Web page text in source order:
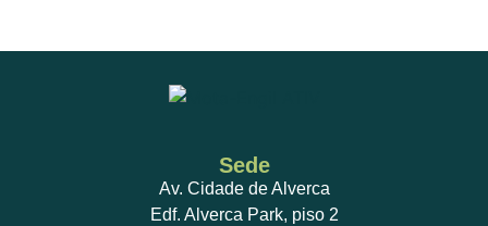
Sede
Av. Cidade de Alverca
Edf. Alverca Park, piso 2